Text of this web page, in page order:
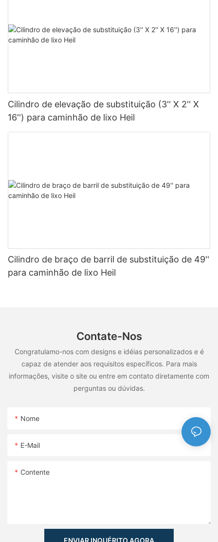
Cilindro de elevação de substituição (3'' X 2'' X
16'') para caminhão de lixo Heil
Cilindro de braço de barril de substituição de 49''
para caminhão de lixo Heil
Contate-Nos
Congratulamo-nos com designs e idéias personalizados e é
capaz de atender aos requisitos específicos. Para mais
informações, visite o site ou entre em contato diretamente com
perguntas ou dúvidas.
Nome
E-Mail
Contente